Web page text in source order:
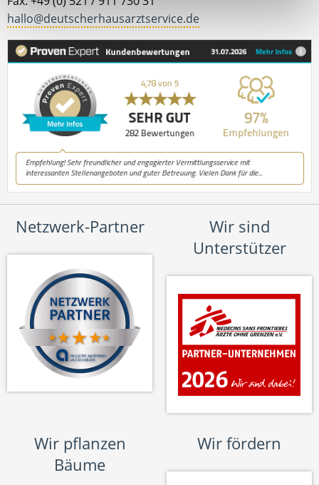
hallo@deutscherhausarztservice.de
Netzwerk-Partner
Wir sind
Unterstützer
Wir pflanzen
Bäume
Wir fördern